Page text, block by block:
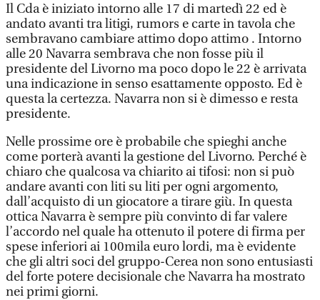
Il Cda è iniziato intorno alle 17 di martedì 22 ed è
andato avanti tra litigi, rumors e carte in tavola che
sembravano cambiare attimo dopo attimo . Intorno
alle 20 Navarra sembrava che non fosse più il
presidente del Livorno ma poco dopo le 22 è arrivata
una indicazione in senso esattamente opposto. Ed è
questa la certezza. Navarra non si è dimesso e resta
presidente.
Nelle prossime ore è probabile che spieghi anche
come porterà avanti la gestione del Livorno. Perché è
chiaro che qualcosa va chiarito ai tifosi: non si può
andare avanti con liti su liti per ogni argomento,
dall’acquisto di un giocatore a tirare giù. In questa
ottica Navarra è sempre più convinto di far valere
l’accordo nel quale ha ottenuto il potere di firma per
spese inferiori ai 100mila euro lordi, ma è evidente
che gli altri soci del gruppo-Cerea non sono entusiasti
del forte potere decisionale che Navarra ha mostrato
nei primi giorni.